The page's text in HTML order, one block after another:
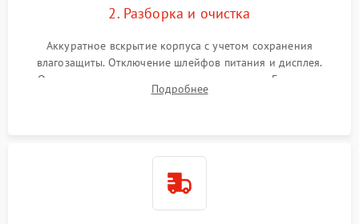
2. Разборка и очистка
Аккуратное вскрытие корпуса с учетом сохранения
влагозащиты. Отключение шлейфов питания и дисплея.
Очистка внутренних плат от окислов и пыли. Бережная
обработка германиевого объектива специализированными
Подробнее